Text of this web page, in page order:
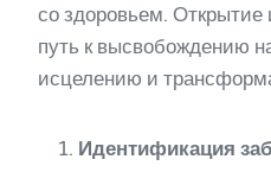
со здоровьем.
путь к высвобождению
исцелению и
Идентификация